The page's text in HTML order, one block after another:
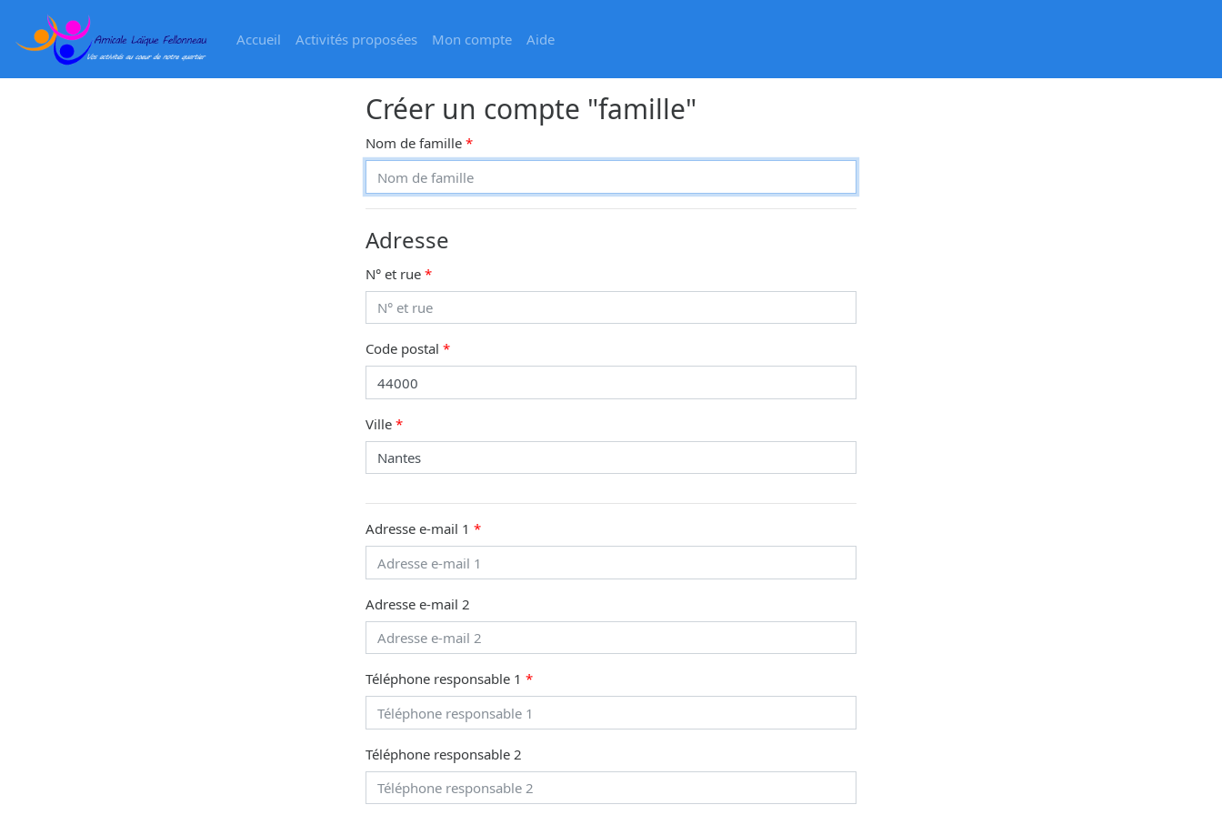
Accueil Activités proposées Mon compte Aide
Créer un compte "famille"
Nom de famille
Adresse
N° et rue
Code postal
Ville
Adresse e-mail 1
Adresse e-mail 2
Téléphone responsable 1
Téléphone responsable 2